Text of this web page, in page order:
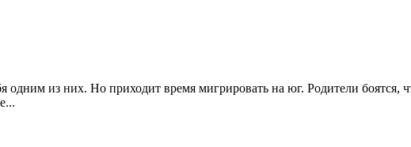
одним из них. Но приходит время мигрировать на юг. Родители боятся,